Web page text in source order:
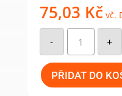
75,03 Kč vč.
-
Bity
šroubováku
PZ2
5
ks
HT1S322
množství
+
PŘIDAT DO